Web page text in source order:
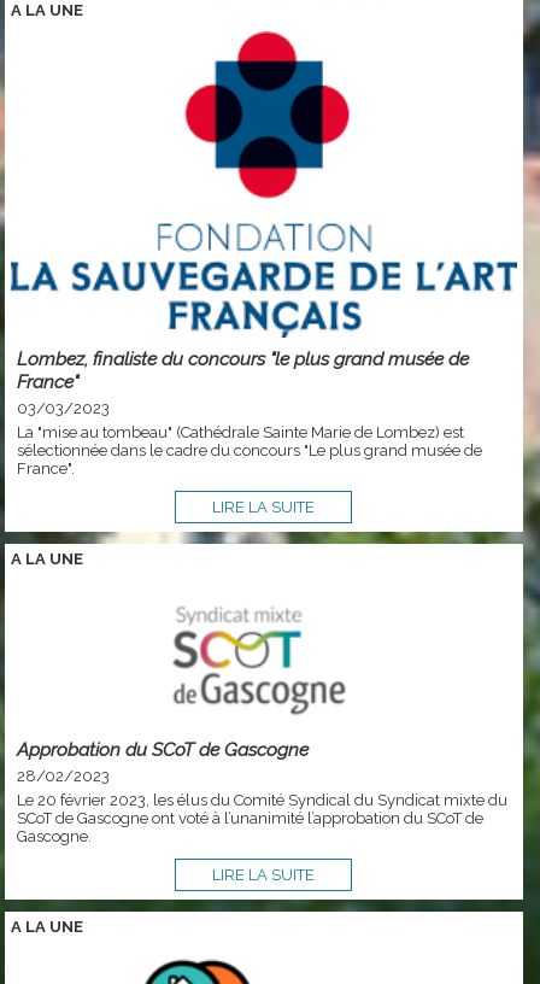
A LA UNE
Lombez, finaliste du concours "le plus grand musée de
France"
03/03/2023
La "mise au tombeau" (Cathédrale Sainte Marie de Lombez) est
sélectionnée dans le cadre du concours "Le plus grand musée de
France".
LIRE LA SUITE
A LA UNE
Approbation du SCoT de Gascogne
28/02/2023
Le 20 février 2023, les élus du Comité Syndical du Syndicat mixte du
SCoT de Gascogne ont voté à l’unanimité l’approbation du SCoT de
Gascogne.
LIRE LA SUITE
A LA UNE